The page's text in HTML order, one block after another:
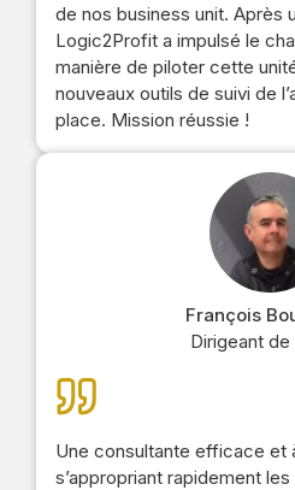
de nos business unit. Après
Logic2Profit a impulsé le
manière de piloter cette
nouveaux outils de suivi de
place. Mission réussie !
François
Dirigeant de
Une consultante efficace et
s’appropriant rapidement